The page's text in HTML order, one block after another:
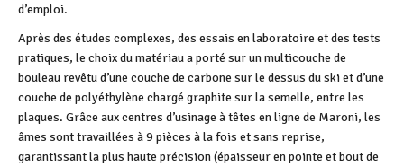
d’emploi.
Après des études complexes, des essais en laboratoire et des tests
pratiques, le choix du matériau a porté sur un multicouche de
bouleau revêtu d’une couche de carbone sur le dessus du ski et d’une
couche de polyéthylène chargé graphite sur la semelle, entre les
plaques. Grâce aux centres d’usinage à têtes en ligne de Maroni, les
âmes sont travaillées à 9 pièces à la fois et sans reprise,
garantissant la plus haute précision (épaisseur en pointe et bout de